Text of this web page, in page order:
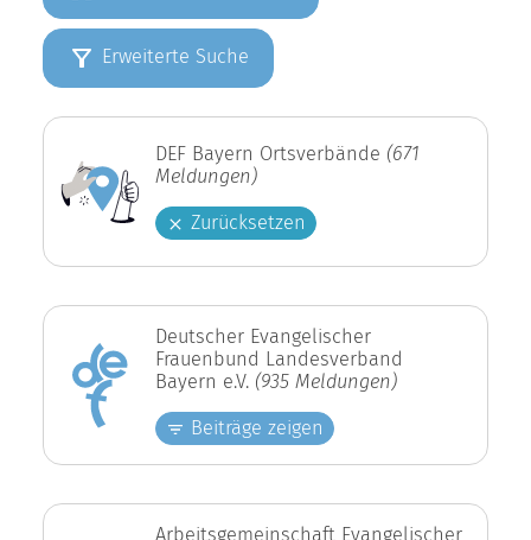
Erweiterte Suche
DEF Bayern Ortsverbände (671
Meldungen)
Zurücksetzen
Deutscher Evangelischer
Frauenbund Landesverband
Bayern e.V. (935 Meldungen)
Beiträge zeigen
Arbeitsgemeinschaft Evangelischer